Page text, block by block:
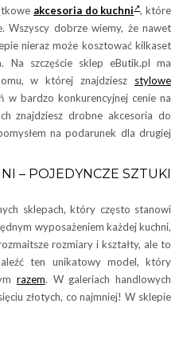
akcesoria do kuchni , które
Wszyscy dobrze wiemy, że nawet
nieraz może kosztować kilkaset
Na szczęście sklep eButik.pl ma
w której znajdziesz stylowe
w bardzo konkurencyjnej cenie na
znajdziesz drobne akcesoria do
na podarunek dla drugiej
– POJEDYNCZE SZTUKI
sklepach, który często stanowi
wyposażeniem każdej kuchni,
rozmiary i kształty, ale to
ten unikatowy model, który
razem. W galeriach handlowych
złotych, co najmniej! W sklepie